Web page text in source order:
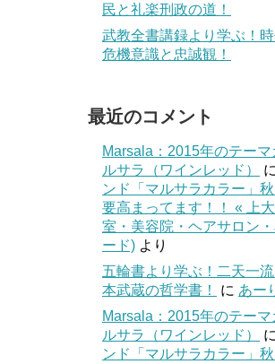
民と礼楽刑政の道！
武教全書講録より学ぶ！
危機意識と忠誠観！
最近のコメント
Marsala：2015年のテー
ルサラ（ワインレッド）
に
ンド「マルサラカラー」
要高まってます！！ « 上
室・美容院・ヘアサロン
ード) より
五輪書より学ぶ！二天一
本武蔵の哲学書！
に あー
Marsala：2015年のテー
ルサラ（ワインレッド）
に
ンド「マルサラカラー」